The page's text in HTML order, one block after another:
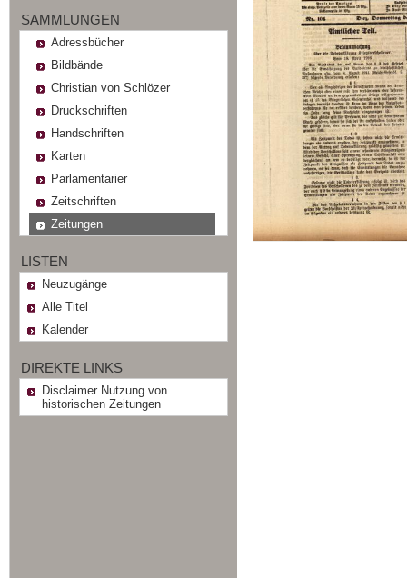
SAMMLUNGEN
Adressbücher
Bildbände
Christian von Schlözer
Druckschriften
Handschriften
Karten
Parlamentarier
Zeitschriften
Zeitungen
LISTEN
Neuzugänge
Alle Titel
Kalender
DIREKTE LINKS
Disclaimer Nutzung von
historischen Zeitungen